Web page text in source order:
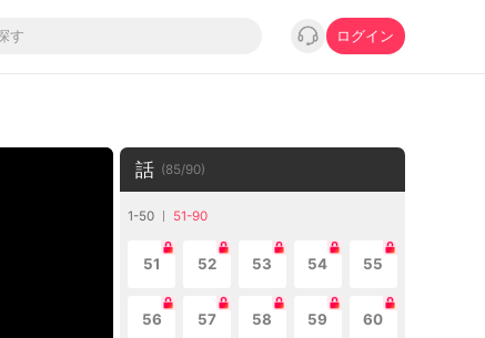
ログイン
話 (85/90)
1-50 51-90
51 52 53 54 55
56 57 58 59 60